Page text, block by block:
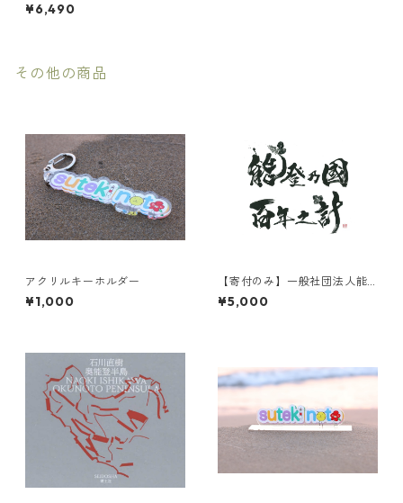
¥6,490
その他の商品
アクリルキーホルダー
¥1,000
【寄付のみ】一般社団法人能
登乃國百年之計へ寄付する
¥5,000